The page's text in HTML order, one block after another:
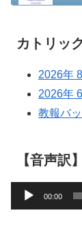
カトリッ
2026年
2026年
教報バ
【音声訳
声
00:00